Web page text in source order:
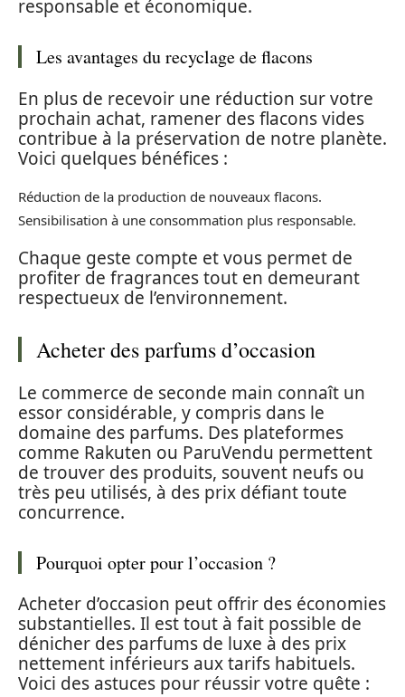
responsable et économique.
Les avantages du recyclage de flacons
En plus de recevoir une réduction sur votre
prochain achat, ramener des flacons vides
contribue à la préservation de notre planète.
Voici quelques bénéfices :
Réduction de la production de nouveaux flacons.
Sensibilisation à une consommation plus responsable.
Chaque geste compte et vous permet de
profiter de fragrances tout en demeurant
respectueux de l’environnement.
Acheter des parfums d’occasion
Le commerce de seconde main connaît un
essor considérable, y compris dans le
domaine des parfums. Des plateformes
comme Rakuten ou ParuVendu permettent
de trouver des produits, souvent neufs ou
très peu utilisés, à des prix défiant toute
concurrence.
Pourquoi opter pour l’occasion ?
Acheter d’occasion peut offrir des économies
substantielles. Il est tout à fait possible de
dénicher des parfums de luxe à des prix
nettement inférieurs aux tarifs habituels.
Voici des astuces pour réussir votre quête :